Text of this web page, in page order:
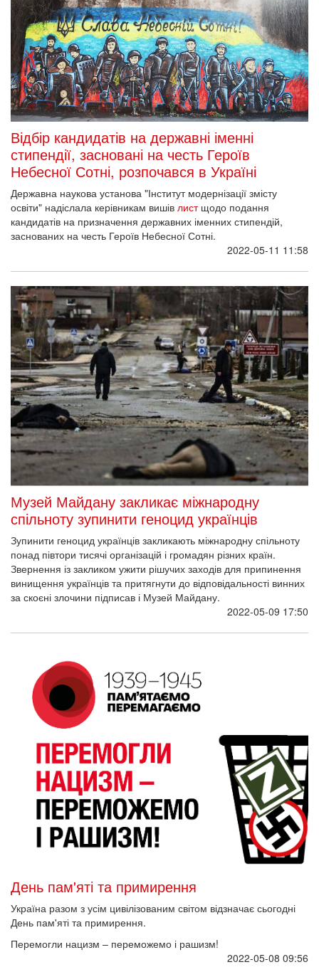
Відбір кандидатів на державні іменні
стипендії, засновані на честь Героїв
Небесної Сотні, розпочався в Україні
Державна наукова установа "Інститут модернізації змісту
освіти" надіслала керівникам вишів листщодо подання
кандидатів на призначення державних іменних стипендій,
заснованих на честь Героїв Небесної Сотні.
2022-05-11 11:58
Музей Майдану закликає міжнародну
спільноту зупинити геноцид українців
Зупинити геноцид українців закликають міжнародну спільноту
понад півтори тисячі організацій і громадян різних країн.
Звернення із закликом ужити рішучих заходів для припинення
винищення українців та притягнути до відповідальності винних
за скоєні злочини підписав і Музей Майдану.
2022-05-09 17:50
День пам'яті та примирення
Україна разом з усім цивілізованим світом відзначає сьогодні
День пам'яті та примирення.
Перемогли нацизм – переможемо і рашизм!
2022-05-08 09:56